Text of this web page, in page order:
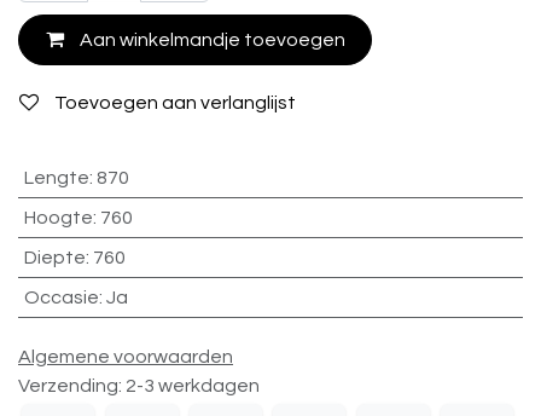
Aan winkelmandje toevoegen
Toevoegen aan verlanglijst
Lengte: 870
Hoogte: 760
Diepte: 760
Occasie: Ja
Algemene voorwaarden
Verzending: 2-3 werkdagen